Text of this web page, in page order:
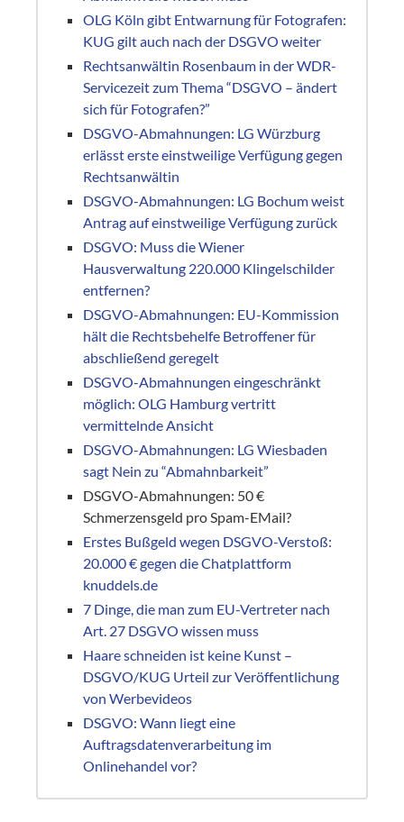
OLG Köln gibt Entwarnung für Fotografen:
KUG gilt auch nach der DSGVO weiter
Rechtsanwältin Rosenbaum in der WDR-
Servicezeit zum Thema “DSGVO – ändert
sich für Fotografen?”
DSGVO-Abmahnungen: LG Würzburg
erlässt erste einstweilige Verfügung gegen
Rechtsanwältin
DSGVO-Abmahnungen: LG Bochum weist
Antrag auf einstweilige Verfügung zurück
DSGVO: Muss die Wiener
Hausverwaltung 220.000 Klingelschilder
entfernen?
DSGVO-Abmahnungen: EU-Kommission
hält die Rechtsbehelfe Betroffener für
abschließend geregelt
DSGVO-Abmahnungen eingeschränkt
möglich: OLG Hamburg vertritt
vermittelnde Ansicht
DSGVO-Abmahnungen: LG Wiesbaden
sagt Nein zu “Abmahnbarkeit”
DSGVO-Abmahnungen: 50 €
Schmerzensgeld pro Spam-EMail?
Erstes Bußgeld wegen DSGVO-Verstoß:
20.000 € gegen die Chatplattform
knuddels.de
7 Dinge, die man zum EU-Vertreter nach
Art. 27 DSGVO wissen muss
Haare schneiden ist keine Kunst –
DSGVO/KUG Urteil zur Veröffentlichung
von Werbevideos
DSGVO: Wann liegt eine
Auftragsdatenverarbeitung im
Onlinehandel vor?